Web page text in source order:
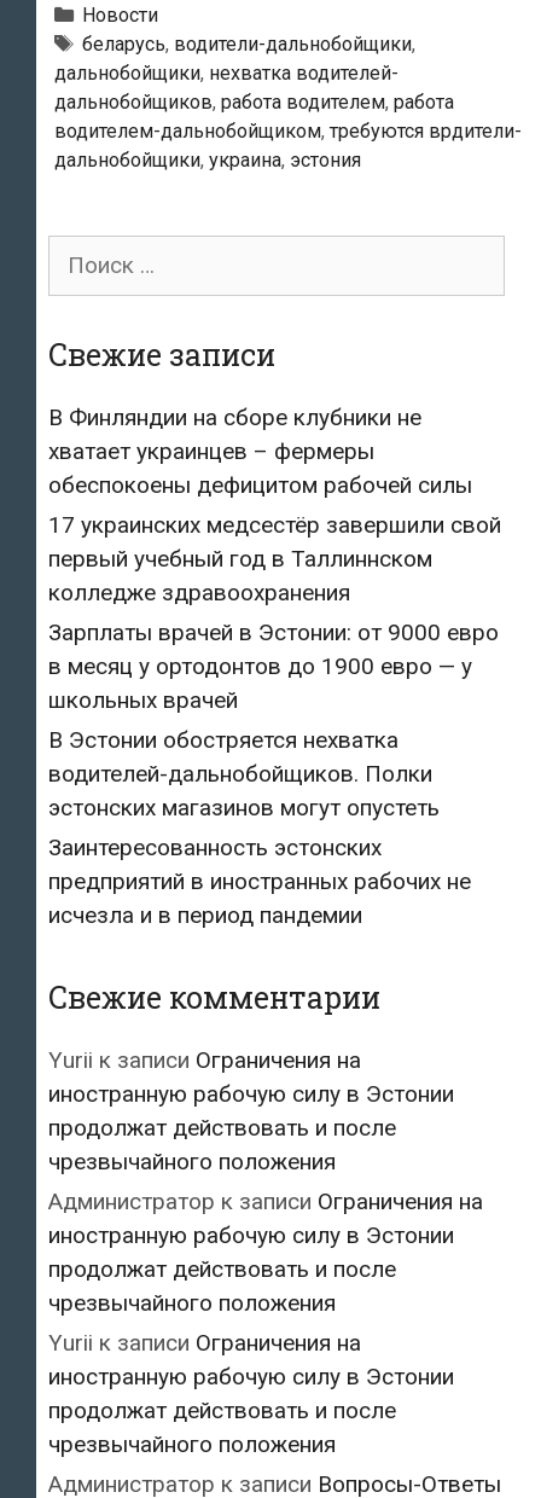
нехватка
водителей-
дальнобойщиков.
Полки
Рубрики
Новости
Теги
беларусь, водители-дальнобойщики,
дальнобойщики, нехватка водителей-
дальнобойщиков, работа водителем, работа
водителем-дальнобойщиком,требуются врдители-
дальнобойщики, украина, эстония
Поиск
Свежие записи
В Финляндии на сборе клубники не
хватает украинцев – фермеры
обеспокоены дефицитом рабочей силы
17 украинских медсестёр завершили свой
первый учебный год в Таллиннском
колледже здравоохранения
Зарплаты врачей в Эстонии: от 9000 евро
в месяц у ортодонтов до 1900 евро — у
школьных врачей
В Эстонии обостряется нехватка
водителей-дальнобойщиков. Полки
эстонских магазинов могут опустеть
Заинтересованность эстонских
предприятий в иностранных рабочих не
исчезла и в период пандемии
Свежие комментарии
Yurii к записи Ограничения на
иностранную рабочую силу в Эстонии
продолжат действовать и после
чрезвычайного положения
Администратор к записи Ограничения на
иностранную рабочую силу в Эстонии
продолжат действовать и после
чрезвычайного положения
Yurii к записи Ограничения на
иностранную рабочую силу в Эстонии
продолжат действовать и после
чрезвычайного положения
Администратор к записи Вопросы-Ответы